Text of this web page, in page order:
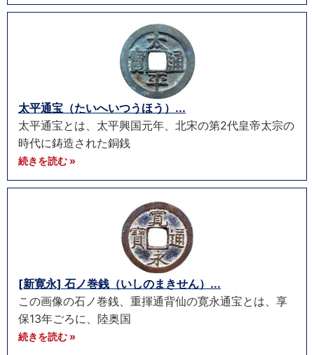
太平通宝（たいへいつうほう）...
太平通宝とは、太平興国元年、北宋の第2代皇帝太宗の
時代に鋳造された銅銭
続きを読む »
[新寛永] 石ノ巻銭（いしのまきせん）...
この画像の石ノ巻銭、重揮通背仙の寛永通宝とは、享
保13年ごろに、陸奥国
続きを読む »